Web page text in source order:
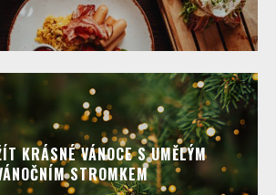
KRÁSNÉ VÁNOCE S UMĚLÝM
STROMKEM